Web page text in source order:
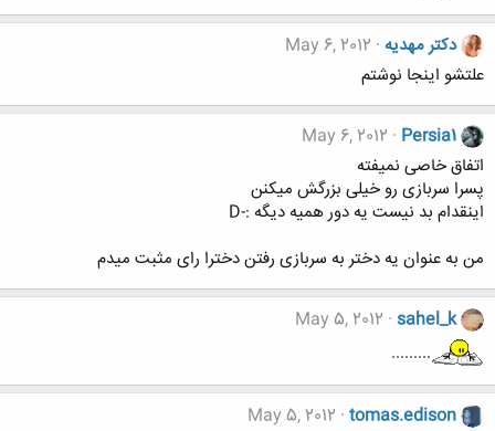
دکتر مهدیه May 6, 2012
علتشو اینجا نوشتم
Persia1
May 6, 2012
اتفاق خاصی نمیفته
پسرا سربازی رو خیلی بزرگش میکنن
اینقدام بد نیست یه دور همیه دیگه :-D
من به عنوان یه دختر به سربازی رفتن دخترا رای مثبت میدم
sahel_k
May 5, 2012
.........
tomas.edison
May 5, 2012